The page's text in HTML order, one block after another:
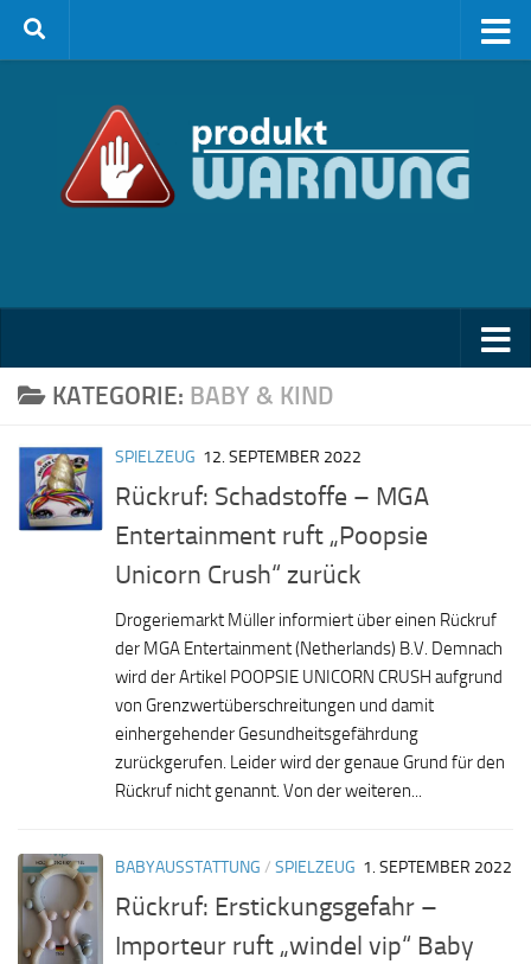
Zum Inhalt springen
KATEGORIE: BABY & KIND
SPIELZEUG 12. SEPTEMBER 2022
Rückruf: Schadstoffe – MGA
Entertainment ruft „Poopsie
Unicorn Crush“ zurück
Drogeriemarkt Müller informiert über einen Rückruf
der MGA Entertainment (Netherlands) B.V. Demnach
wird der Artikel POOPSIE UNICORN CRUSH aufgrund
von Grenzwertüberschreitungen und damit
einhergehender Gesundheitsgefährdung
zurückgerufen. Leider wird der genaue Grund für den
Rückruf nicht genannt. Von der weiteren...
BABYAUSSTATTUNG / SPIELZEUG 1. SEPTEMBER 2022
Rückruf: Erstickungsgefahr –
Importeur ruft „windel vip“ Baby